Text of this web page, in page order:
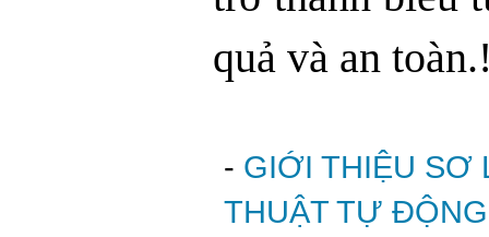
quả và an
- GIỚI THIỆU SƠ
THUẬT TỰ